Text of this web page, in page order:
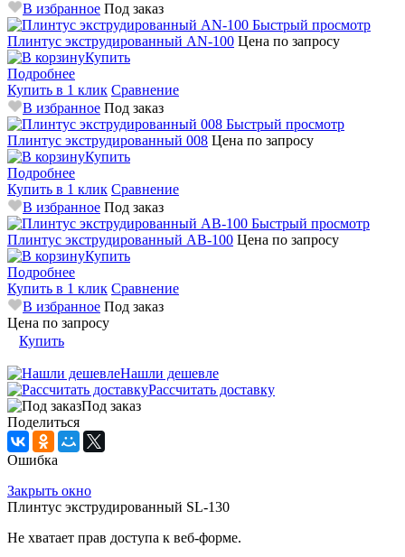
В избранное Под заказ
Быстрый просмотр
Плинтус экструдированный AN-100 Цена по запросу
Купить
Подробнее
Купить в 1 клик Сравнение
В избранное Под заказ
Быстрый просмотр
Плинтус экструдированный 008 Цена по запросу
Купить
Подробнее
Купить в 1 клик Сравнение
В избранное Под заказ
Быстрый просмотр
Плинтус экструдированный AB-100 Цена по запросу
Купить
Подробнее
Купить в 1 клик Сравнение
В избранное Под заказ
Цена по запросу
Купить
Нашли дешевле
Рассчитать доставку
Под заказ
Поделиться
Ошибка
Закрыть окно
Плинтус экструдированный SL-130
Не хватает прав доступа к веб-форме.